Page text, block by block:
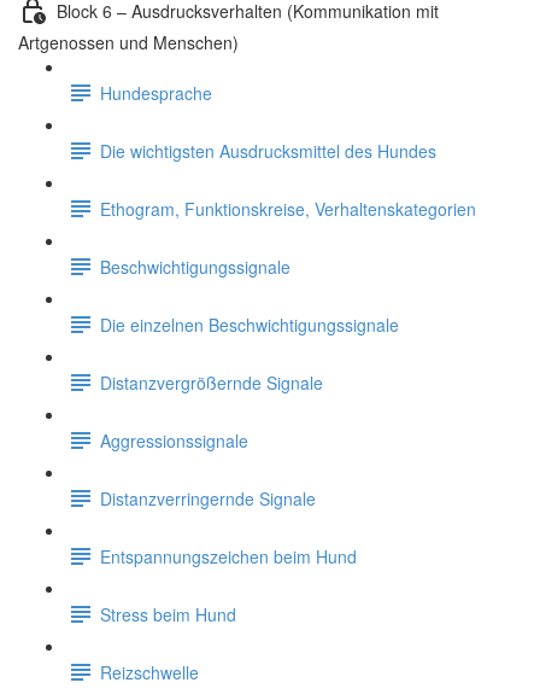
Block 6 – Ausdrucksverhalten (Kommunikation mit
Artgenossen und Menschen)
Hundesprache
Die wichtigsten Ausdrucksmittel des Hundes
Ethogram, Funktionskreise, Verhaltenskategorien
Beschwichtigungssignale
Die einzelnen Beschwichtigungssignale
Distanzvergrößernde Signale
Aggressionssignale
Distanzverringernde Signale
Entspannungszeichen beim Hund
Stress beim Hund
Reizschwelle